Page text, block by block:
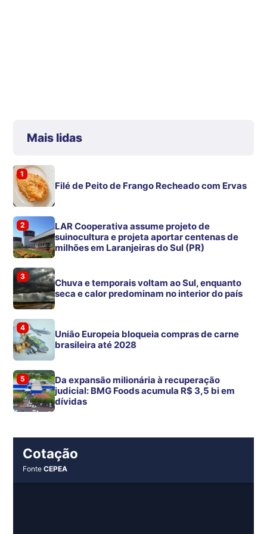
Mais lidas
1
Filé de Peito de Frango Recheado com Ervas
2
LAR Cooperativa assume projeto de
suinocultura e projeta aportar centenas de
milhões em Laranjeiras do Sul (PR)
3
Chuva e temporais voltam ao Sul, enquanto
seca e calor predominam no interior do país
4
União Europeia bloqueia compras de carne
brasileira até 2028
5
Da expansão milionária à recuperação
judicial: BMG Foods acumula R$ 3,5 bi em
dívidas
Cotação
FonteCEPEA